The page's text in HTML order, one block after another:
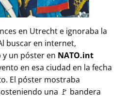
en Utrecht e ignoraba la
buscar en internet,
un póster en NATO.int
en esa ciudad en la fecha
El póster mostraba
una 🚩 bandera